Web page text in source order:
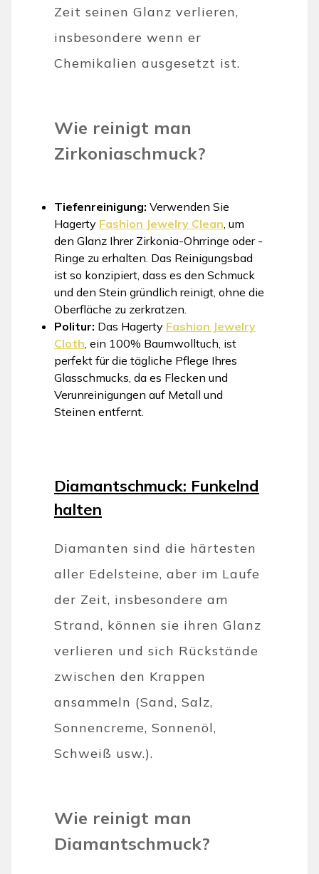
Zeit seinen Glanz verlieren,
insbesondere wenn er
Chemikalien ausgesetzt ist.
Wie reinigt man
Zirkoniaschmuck?
Tiefenreinigung: Verwenden Sie
Hagerty Fashion Jewelry Clean , um
den Glanz Ihrer Zirkonia-Ohrringe oder -
Ringe zu erhalten. Das Reinigungsbad
ist so konzipiert, dass es den Schmuck
und den Stein gründlich reinigt, ohne die
Oberfläche zu zerkratzen.
Politur: Das Hagerty Fashion Jewelry
Cloth , ein 100% Baumwolltuch, ist
perfekt für die tägliche Pflege Ihres
Glasschmucks, da es Flecken und
Verunreinigungen auf Metall und
Steinen entfernt.
Diamantschmuck: Funkelnd
halten
Diamanten sind die härtesten
aller Edelsteine, aber im Laufe
der Zeit, insbesondere am
Strand, können sie ihren Glanz
verlieren und sich Rückstände
zwischen den Krappen
ansammeln (Sand, Salz,
Sonnencreme, Sonnenöl,
Schweiß usw.).
Wie reinigt man
Diamantschmuck?